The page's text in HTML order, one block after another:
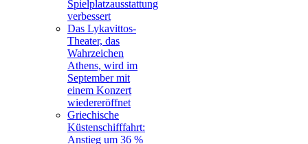
Spielplatzausstattung
verbessert
Das Lykavittos-
Theater, das
Wahrzeichen
Athens, wird im
September mit
einem Konzert
wiedereröffnet
Griechische
Küstenschifffahrt:
Anstieg um 36 %